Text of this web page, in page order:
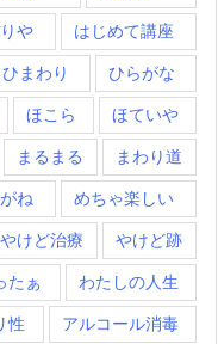
や はじめて講座
ひまわり ひらがな
ほこら ほていや
まるまる まわり道
ね めちゃ楽しい
やけど治療 やけど跡
たぁ わたしの人生
性 アルコール消毒